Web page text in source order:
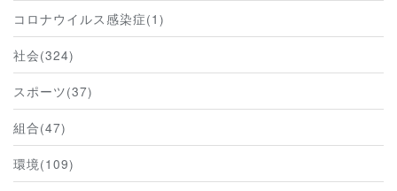
コロナウイルス感染症(1)
社会(324)
スポーツ(37)
組合(47)
環境(109)